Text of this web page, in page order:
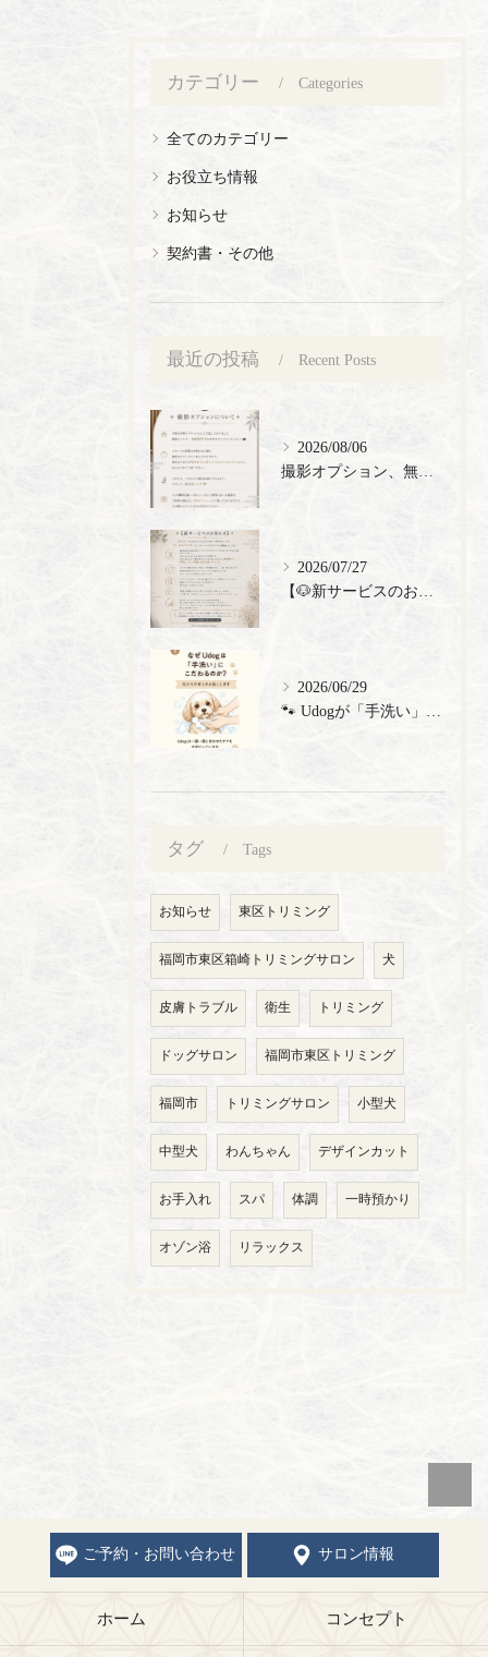
カテゴリー Categories
全てのカテゴリー
お役立ち情報
お知らせ
契約書・その他
最近の投稿 Recent Posts
2026/08/06
2026/07/27
2026/06/29
タグ Tags
お知らせ 東区トリミング
福岡市東区箱崎トリミングサロン 犬
皮膚トラブル 衛生 トリミング
ドッグサロン 福岡市東区トリミング
福岡市 トリミングサロン 小型犬
中型犬 わんちゃん デザインカット
お手入れ スパ 体調 一時預かり
オゾン浴 リラックス
ご予約・お問い合わせ サロン情報
ホーム コンセプト